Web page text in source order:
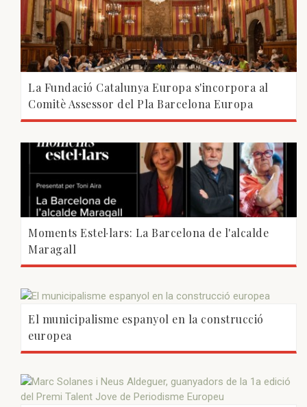
La Fundació Catalunya Europa s'incorpora al
Comitè Assessor del Pla Barcelona Europa
Moments Estel·lars: La Barcelona de l'alcalde
Maragall
El municipalisme espanyol en la construcció
europea